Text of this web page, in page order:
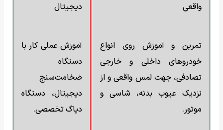
واقعی
تمرین و آموزش روی انواع
خودروهای داخلی و خارجی
تصادفی، جهت لمس واقعی و از
نزدیک عیوب بدنه، شاسی و
موتور.
دیجیتال
آموزش عملی کار با
دستگاه
ضخامت‌سنج
دیجیتال، دستگاه
دیاگ تخصصی.